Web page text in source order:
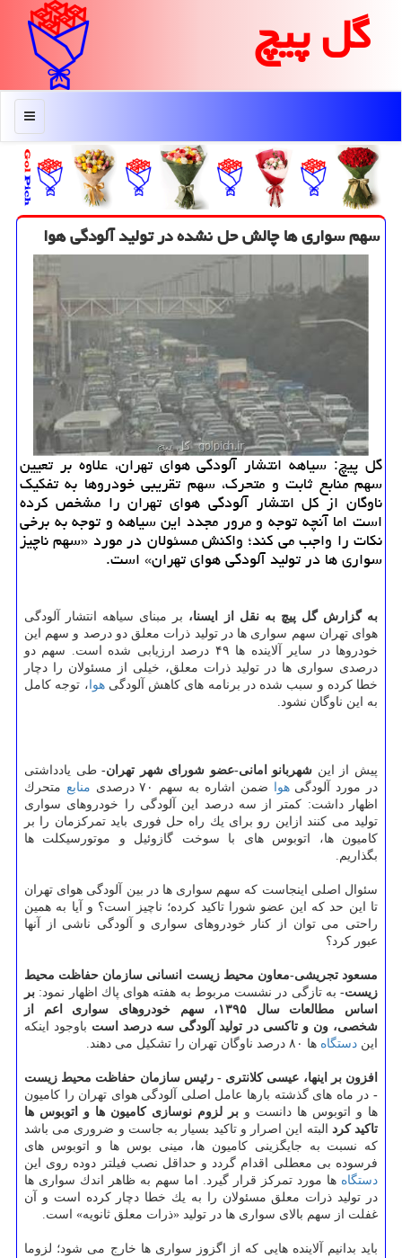
گل پیچ
منو
سهم سواری ها چالش حل نشده در تولید آلودگی هوا
گل پیچ: سیاهه انتشار آلودگی هوای تهران، علاوه بر تعیین
سهم منابع ثابت و متحرك، سهم تقریبی خودروها به تفكیك
ناوگان از كل انتشار آلودگی هوای تهران را مشخص كرده
است اما آنچه توجه و مرور مجدد این سیاهه و توجه به برخی
نكات را واجب می كند؛ واكنش مسئولان در مورد «سهم ناچیز
سواری ها در تولید آلودگی هوای تهران» است.
به گزارش گل پیچ به نقل از ایسنا، بر مبنای سیاهه انتشار آلودگی
هوای تهران سهم سواری ها در تولید ذرات معلق دو درصد و سهم این
خودروها در سایر آلاینده ها ۴۹ درصد ارزیابی شده است. سهم دو
درصدی سواری ها در تولید ذرات معلق، خیلی از مسئولان را دچار
خطا كرده و سبب شده در برنامه های كاهش آلودگیهوا ، توجه كامل
به این ناوگان نشود.
پیش از این شهربانو امانی-عضو شورای شهر تهران-طی یادداشتی
در مورد آلودگیهوا ضمن اشاره به سهم ۷۰ درصدی منابع متحرك
اظهار داشت: كمتر از سه درصد این آلودگی را خودروهای سواری
تولید می كنند ازاین رو برای یك راه حل فوری باید تمركزمان را بر
كامیون ها، اتوبوس های با سوخت گازوئیل و موتورسیكلت ها
بگذاریم.
سئوال اصلی اینجاست كه سهم سواری ها در بین آلودگی هوای تهران
تا این حد كه این عضو شورا تاكید كرده؛ ناچیز است؟ و آیا به همین
راحتی می توان از كنار خودروهای سواری و آلودگی ناشی از آنها
عبور كرد؟
مسعود تجریشی-معاون محیط زیست انسانی سازمان حفاظت محیط
زیست- به تازگی در نشست مربوط به هفته هوای پاك اظهار نمود: بر
اساس مطالعات سال ۱۳۹۵، سهم خودروهای سواری اعم از
شخصی، ون و تاكسی در تولید آلودگی سه درصد است باوجود اینكه
این دستگاه ها ۸۰ درصد ناوگان تهران را تشكیل می دهند.
افزون بر اینها، عیسی كلانتری - رئیس سازمان حفاظت محیط زیست
- در ماه های گذشته بارها عامل اصلی آلودگی هوای تهران را كامیون
ها و اتوبوس ها دانست و بر لزوم نوسازی كامیون ها و اتوبوس ها
تاكید كرد البته این اصرار و تاكید بسیار به جاست و ضروری می باشد
كه نسبت به جایگزینی كامیون ها، مینی بوس ها و اتوبوس های
فرسوده بی معطلی اقدام گردد و حداقل نصب فیلتر دوده روی این
دستگاه ها مورد تمركز قرار گیرد. اما سهم به ظاهر اندك سواری ها
در تولید ذرات معلق مسئولان را به یك خطا دچار كرده است و آن
غفلت از سهم بالای سواری ها در تولید «ذرات معلق ثانویه» است.
باید بدانیم آلاینده هایی كه از اگزوز سواری ها خارج می شود؛ لزوما